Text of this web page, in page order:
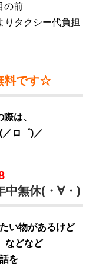
の前
りタクシー代負担
料です☆
は、
ロ゜)／
中無休(・∀・)
い物があるけど
などなど
を